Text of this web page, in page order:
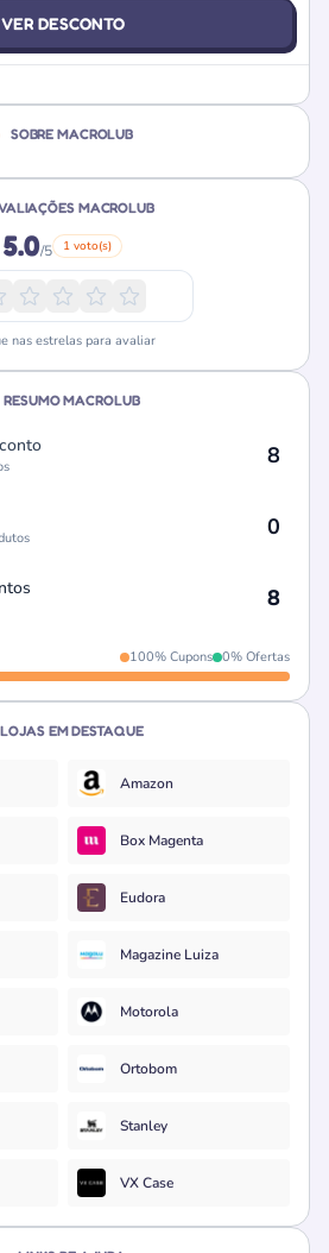
VER DESCONTO
SOBRE MACROLUB
MACROLUB
5.0/5 1 voto(s)
nas estrelas para avaliar
RESUMO MACROLUB
8
0
8
100% Cupons 0% Ofertas
LOJAS EM DESTAQUE
Amazon
Box Magenta
Eudora
Magazine Luiza
Motorola
Ortobom
Stanley
VX Case